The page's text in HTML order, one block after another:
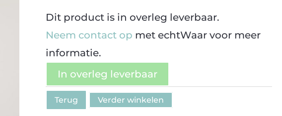
Dit product is in overleg leverbaar.
Neem contact op met echtWaar voor meer
informatie.
In overleg leverbaar
Terug Verder winkelen